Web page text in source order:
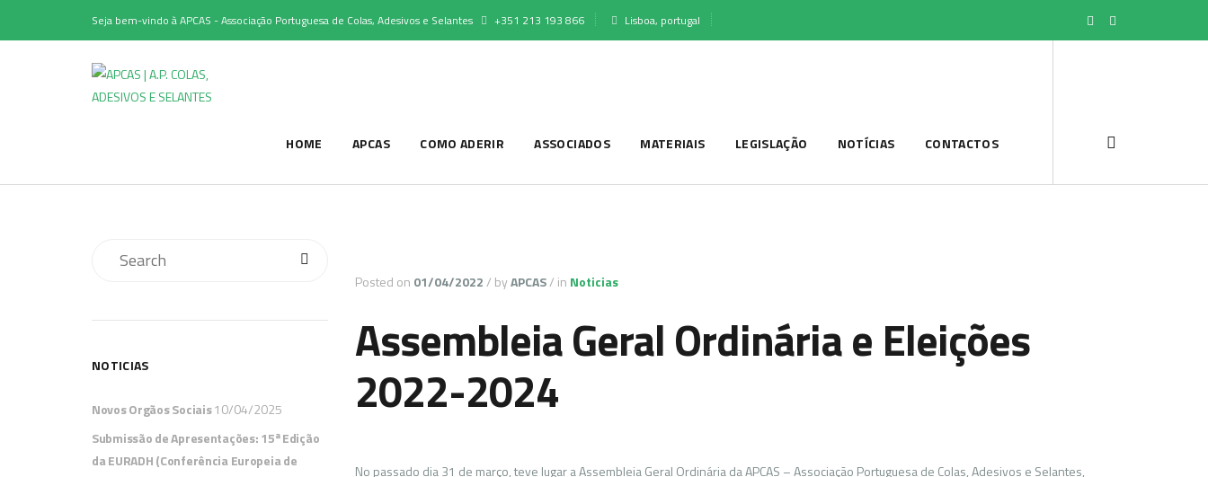
Seja bem-vindo à APCAS - Associação Portuguesa de Colas, Adesivos e Selantes +351 213 193 866 Lisboa, portugal
HOME APCAS COMO ADERIR ASSOCIADOS MATERIAIS LEGISLAÇÃO NOTÍCIAS CONTACTOS
Posted on 01/04/2022/ byAPCAS/ in Noticias
Assembleia Geral Ordinária e Eleições
2022-2024
No passado dia 31 de março, teve lugar a Assembleia Geral Ordinária da APCAS – Associação Portuguesa de Colas, Adesivos e Selantes,
NOTICIAS
Novos Orgãos Sociais10/04/2025
Submissão de Apresentações: 15ª Edição
da EURADH (Conferência Europeia de